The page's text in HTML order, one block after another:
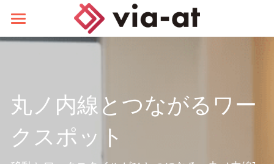
ホーム
丸ノ内線とつながるワー
クスポット